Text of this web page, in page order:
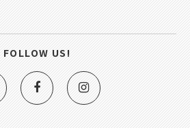
FOLLOW US!